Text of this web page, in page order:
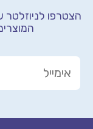
הצטרפו לניוזלטר